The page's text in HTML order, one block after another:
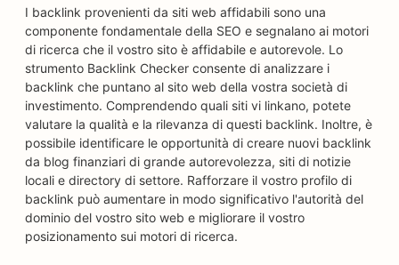
I backlink provenienti da siti web affidabili sono una
componente fondamentale della SEO e segnalano ai motori
di ricerca che il vostro sito è affidabile e autorevole. Lo
strumento Backlink Checker consente di analizzare i
backlink che puntano al sito web della vostra società di
investimento. Comprendendo quali siti vi linkano, potete
valutare la qualità e la rilevanza di questi backlink. Inoltre, è
possibile identificare le opportunità di creare nuovi backlink
da blog finanziari di grande autorevolezza, siti di notizie
locali e directory di settore. Rafforzare il vostro profilo di
backlink può aumentare in modo significativo l'autorità del
dominio del vostro sito web e migliorare il vostro
posizionamento sui motori di ricerca.